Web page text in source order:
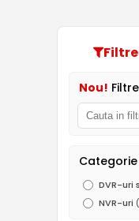
Nou!
Categorie
DVR-uri
NVR-uri